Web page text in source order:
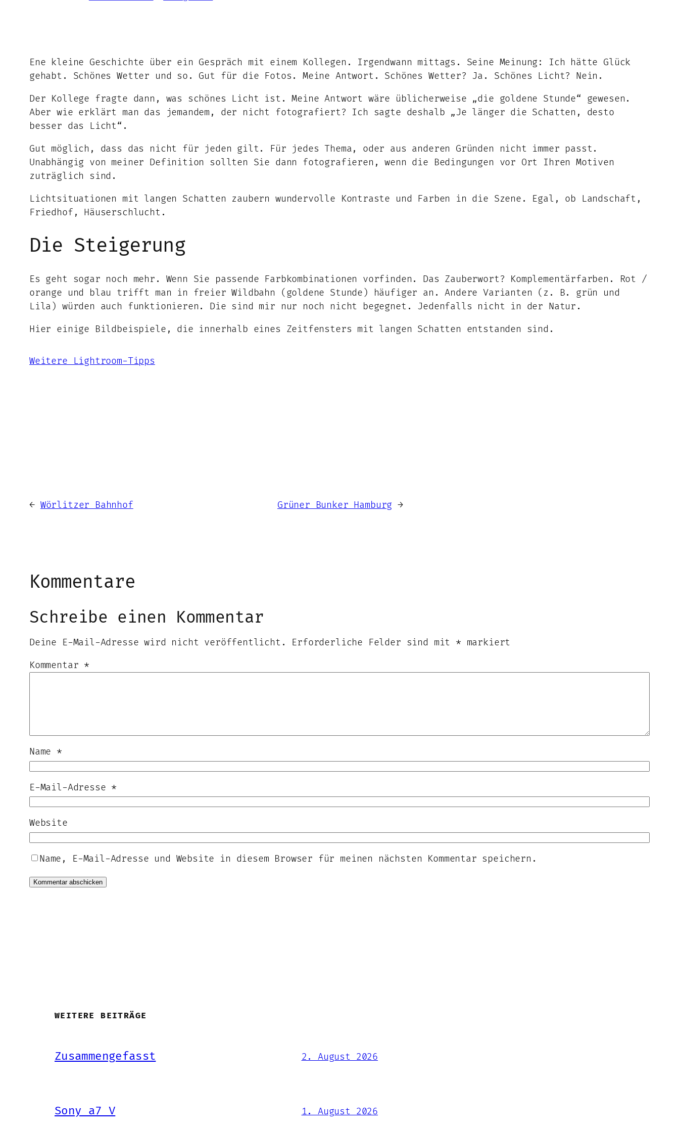
Ene kleine Geschichte über ein Gespräch mit einem Kollegen. Irgendwann mittags. Seine Meinung: Ich hätte Glück
gehabt. Schönes Wetter und so. Gut für die Fotos. Meine Antwort. Schönes Wetter? Ja. Schönes Licht? Nein.
Der Kollege fragte dann, was schönes Licht ist. Meine Antwort wäre üblicherweise „die goldene Stunde“ gewesen.
Aber wie erklärt man das jemandem, der nicht fotografiert? Ich sagte deshalb „Je länger die Schatten, desto
besser das Licht“.
Gut möglich, dass das nicht für jeden gilt. Für jedes Thema, oder aus anderen Gründen nicht immer passt.
Unabhängig von meiner Definition sollten Sie dann fotografieren, wenn die Bedingungen vor Ort Ihren Motiven
zuträglich sind.
Lichtsituationen mit langen Schatten zaubern wundervolle Kontraste und Farben in die Szene. Egal, ob Landschaft,
Friedhof, Häuserschlucht.
Die Steigerung
Es geht sogar noch mehr. Wenn Sie passende Farbkombinationen vorfinden. Das Zauberwort? Komplementärfarben. Rot /
orange und blau trifft man in freier Wildbahn (goldene Stunde) häufiger an. Andere Varianten (z. B. grün und
Lila) würden auch funktionieren. Die sind mir nur noch nicht begegnet. Jedenfalls nicht in der Natur.
Hier einige Bildbeispiele, die innerhalb eines Zeitfensters mit langen Schatten entstanden sind.
Weitere Lightroom-Tipps
← Wörlitzer Bahnhof Grüner Bunker Hamburg →
Kommentare
Schreibe einen Kommentar
Deine E-Mail-Adresse wird nicht veröffentlicht. Erforderliche Felder sind mit * markiert
Kommentar *
Name *
E-Mail-Adresse *
Website
Name, E-Mail-Adresse und Website in diesem Browser für meinen nächsten Kommentar speichern.
WEITERE BEITRÄGE
Zusammengefasst 2. August 2026
Sony a7 V 1. August 2026